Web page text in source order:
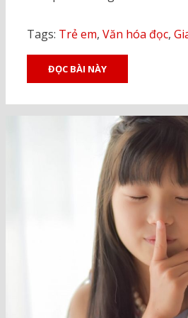
Tags: Trẻ em, Văn hóa đọc,
ĐỌC BÀI NÀY